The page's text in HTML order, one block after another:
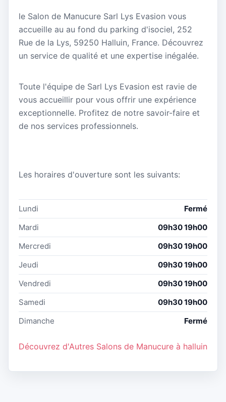
le Salon de Manucure Sarl Lys Evasion vous
accueille au au fond du parking d'isociel, 252
Rue de la Lys, 59250 Halluin, France. Découvrez
un service de qualité et une expertise inégalée.
Toute l'équipe de Sarl Lys Evasion est ravie de
vous accueillir pour vous offrir une expérience
exceptionnelle. Profitez de notre savoir-faire et
de nos services professionnels.
Les horaires d'ouverture sont les suivants:
Lundi
Fermé
Mardi
09h30 19h00
Mercredi
09h30 19h00
Jeudi
09h30 19h00
Vendredi
09h30 19h00
Samedi
09h30 19h00
Dimanche
Fermé
Découvrez d'Autres Salons de Manucure à halluin